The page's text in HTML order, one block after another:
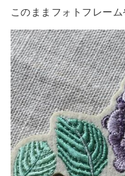
このままフォトフレー